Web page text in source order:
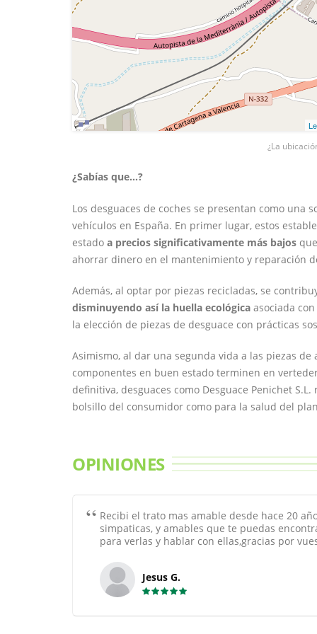
¿La
¿Sabías que...?
Los desguaces de coches se presentan como una
vehículos en España. En primer lugar, estos
estado a precios significativamente más bajos
ahorrar dinero en el mantenimiento y reparación
Además, al optar por piezas recicladas, se
disminuyendo así la huella ecológica asociada
la elección de piezas de desguace con prácticas
Asimismo, al dar una segunda vida a las piezas de
componentes en buen estado terminen en
definitiva, desguaces como Desguace Penichet
bolsillo del consumidor como para la salud del
OPINIONES
Recibi el trato mas amable desde hace 20
simpaticas, y amables que te puedas
para verlas y hablar con ellas,gracias por
Jesus G.